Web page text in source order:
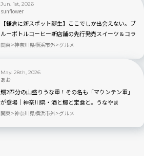
Jun. 1st, 2026
sunflower
【鎌倉に新スポット誕生】ここでしか出会えない。ブ
ルーボトルコーヒー新店舗の先行発売スイーツ＆コラ
ボバッグが可愛すぎる
関東 神奈川県横浜市外 グルメ
May. 28th, 2026
あお
鰻2匹分の山盛りうな重！その名も「マウンテン重」
が登場｜神奈川県・酒と鰻と定食と。うなやま
関東 神奈川県横浜市外 グルメ